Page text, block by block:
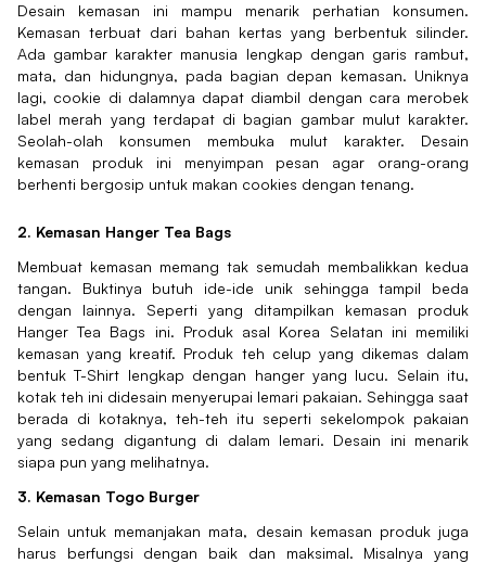
Desain kemasan ini mampu menarik perhatian konsumen.
Kemasan terbuat dari bahan kertas yang berbentuk silinder.
Ada gambar karakter manusia lengkap dengan garis rambut,
mata, dan hidungnya, pada bagian depan kemasan. Uniknya
lagi, cookie di dalamnya dapat diambil dengan cara merobek
label merah yang terdapat di bagian gambar mulut karakter.
Seolah-olah konsumen membuka mulut karakter. Desain
kemasan produk ini menyimpan pesan agar orang-orang
berhenti bergosip untuk makan cookies dengan tenang.
2. Kemasan Hanger Tea Bags
Membuat kemasan memang tak semudah membalikkan kedua
tangan. Buktinya butuh ide-ide unik sehingga tampil beda
dengan lainnya. Seperti yang ditampilkan kemasan produk
Hanger Tea Bags ini. Produk asal Korea Selatan ini memiliki
kemasan yang kreatif. Produk teh celup yang dikemas dalam
bentuk T-Shirt lengkap dengan hanger yang lucu. Selain itu,
kotak teh ini didesain menyerupai lemari pakaian. Sehingga saat
berada di kotaknya, teh-teh itu seperti sekelompok pakaian
yang sedang digantung di dalam lemari. Desain ini menarik
siapa pun yang melihatnya.
3. Kemasan Togo Burger
Selain untuk memanjakan mata, desain kemasan produk juga
harus berfungsi dengan baik dan maksimal. Misalnya yang